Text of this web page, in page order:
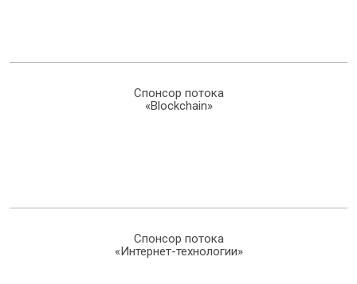
Спонсор потока
«Blockchain»
Спонсор потока
«Интернет-технологии»